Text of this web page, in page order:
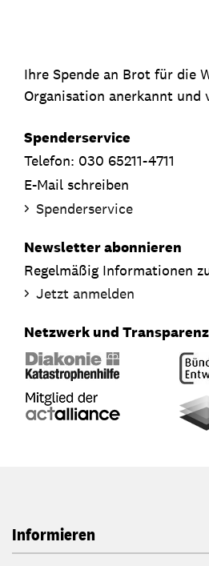
Ihre Spende an Brot für die
Organisation anerkannt
Spenderservice
Telefon: 030 65211-4711
E-Mail schreiben
Spenderservice
Newsletter abonnieren
Regelmäßig Informationen
Jetzt anmelden
Netzwerk und Transparenz
Informieren